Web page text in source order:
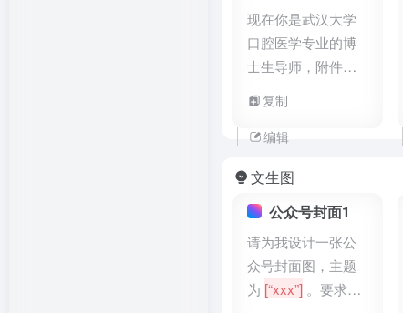
现在你是武汉大学
口腔医学专业的博
士生导师，附件是
文。请你特别关注
论文中存在逻辑错
格形式详细列出不
合理之处，以便我
能进行针对性的修
改与完善。
复制
编辑
文生图
公众号封面1
请为我设计一张公
众号封面图，主题
为 [“xxx”] 。要求图